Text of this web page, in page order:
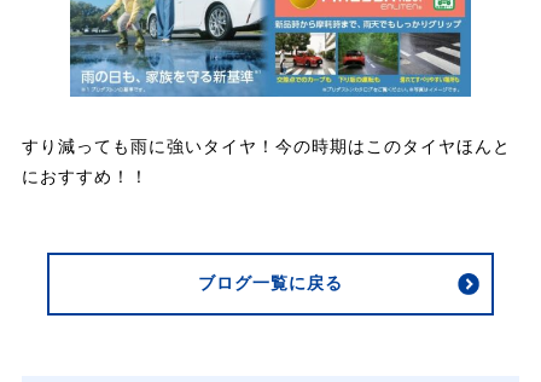
すり減っても雨に強いタイヤ！今の時期はこのタイヤほんと
におすすめ！！
ブログ一覧に戻る